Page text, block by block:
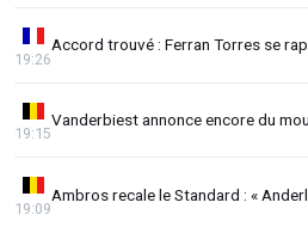
Accord trouvé : Ferran Torres se
19:26
Vanderbiest annonce encore du
19:15
Ambros recale le Standard : «
19:09